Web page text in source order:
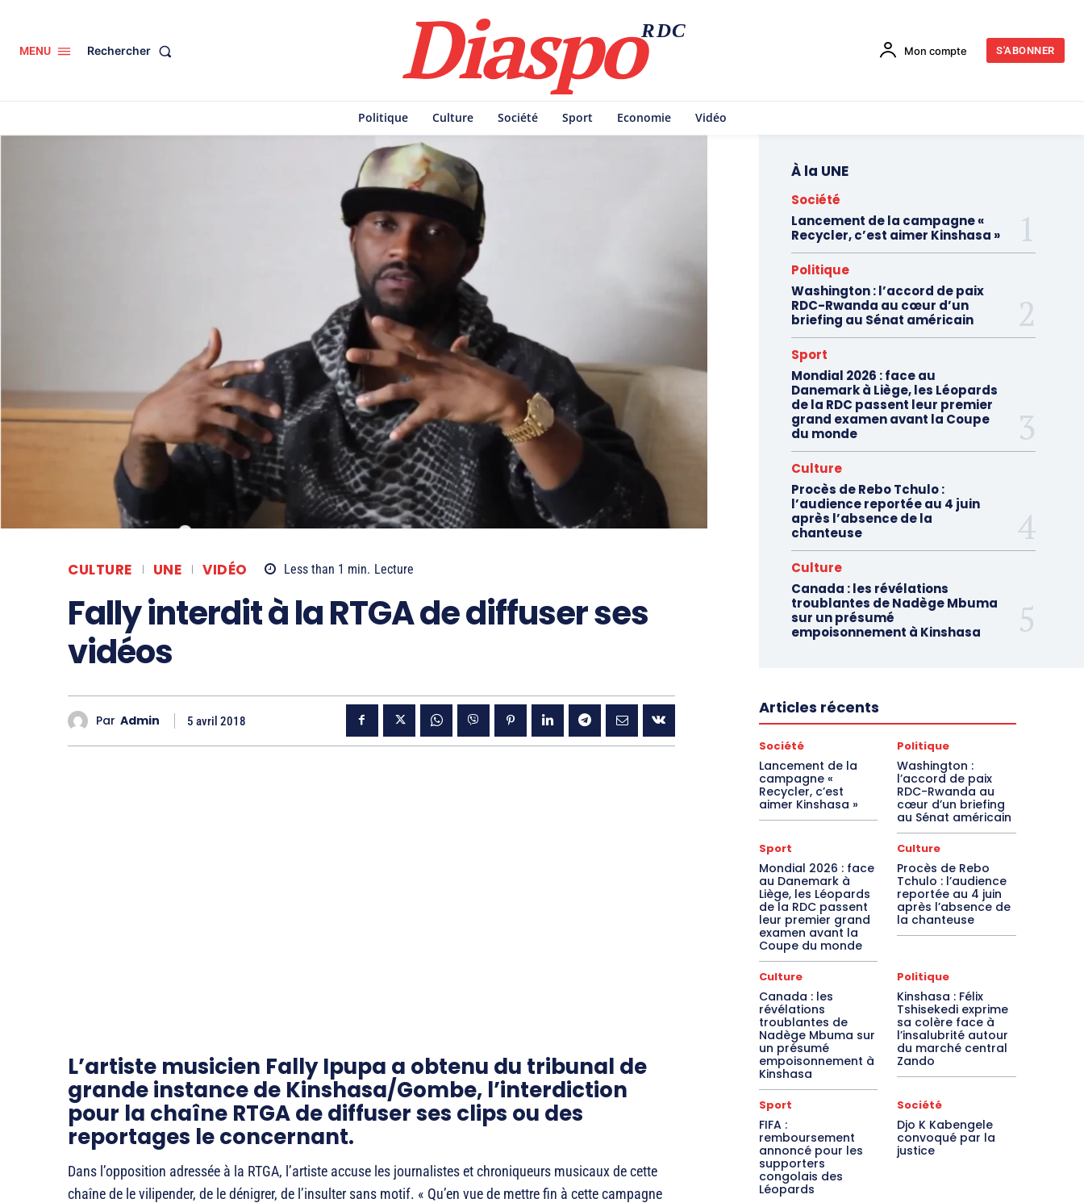
MENU Rechercher DiaspoRDC
Mon compte S'ABONNER
Politique Culture Société Sport Economie Vidéo
CULTURE UNE VIDÉO Less than 1 min. Lecture
Fally interdit à la RTGA de diffuser ses
vidéos
Par Admin 5 avril 2018
L’artiste musicien Fally Ipupa a obtenu du tribunal de
grande instance de Kinshasa/Gombe, l’interdiction
pour la chaîne RTGA de diffuser ses clips ou des
reportages le concernant.
Dans l’opposition adressée à la RTGA, l’artiste accuse les journalistes et chroniqueurs musicaux de cette
chaîne de le vilipender, de le dénigrer, de l’insulter sans motif. « Qu’en vue de mettre fin à cette campagne
À la UNE
Société
Lancement de la campagne «
Recycler, c’est aimer Kinshasa »
Politique
Washington : l’accord de paix
RDC-Rwanda au cœur d’un
briefing au Sénat américain
Sport
Mondial 2026 : face au
Danemark à Liège, les Léopards
de la RDC passent leur premier
grand examen avant la Coupe
du monde
Culture
Procès de Rebo Tchulo :
l’audience reportée au 4 juin
après l’absence de la
chanteuse
Culture
Canada : les révélations
troublantes de Nadège Mbuma
sur un présumé
empoisonnement à Kinshasa
Articles récents
Société
Lancement de la
campagne «
Recycler, c’est
aimer Kinshasa »
Politique
Washington :
l’accord de paix
RDC-Rwanda au
cœur d’un briefing
au Sénat américain
Sport
Mondial 2026 : face
au Danemark à
Liège, les Léopards
de la RDC passent
leur premier grand
examen avant la
Coupe du monde
Culture
Procès de Rebo
Tchulo : l’audience
reportée au 4 juin
après l’absence de
la chanteuse
Culture
Canada : les
révélations
troublantes de
Nadège Mbuma sur
un présumé
empoisonnement à
Kinshasa
Politique
Kinshasa : Félix
Tshisekedi exprime
sa colère face à
l’insalubrité autour
du marché central
Zando
Sport
FIFA :
remboursement
annoncé pour les
supporters
congolais des
Léopards
Société
Djo K Kabengele
convoqué par la
justice